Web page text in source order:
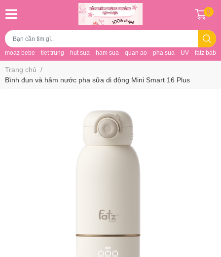
moaz bebe tiet trung hut sua ham sua quan ao pha sua UV fatz baby
0
Trang chủ /
Bình đun và hâm nước pha sữa di động Mini Smart 16 Plus